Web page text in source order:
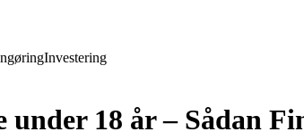
Investering
18 år – Sådan